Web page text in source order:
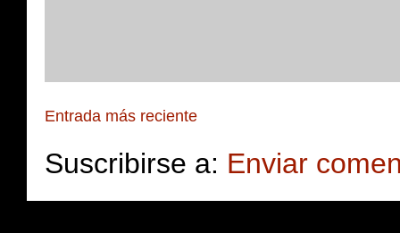
Entrada más reciente
Suscribirse a: Enviar